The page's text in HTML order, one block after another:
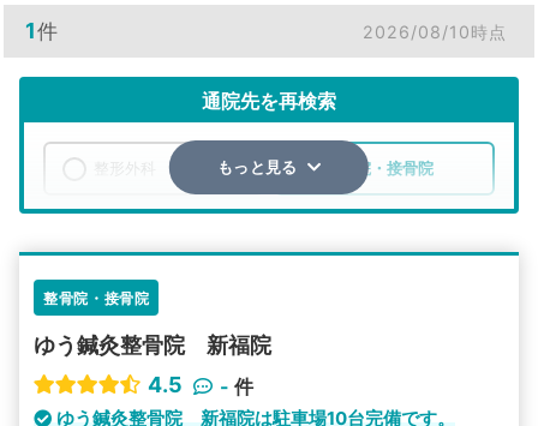
1件 2026/08/10時点
通院先を再検索
整骨院・接骨院
詳細条件で絞り込む
その他の検索方法
もっと見る
整骨院・接骨院
ゆう鍼灸整骨院 新福院
4.5
- 件
ゆう鍼灸整骨院 新福院は駐車場10台完備です。